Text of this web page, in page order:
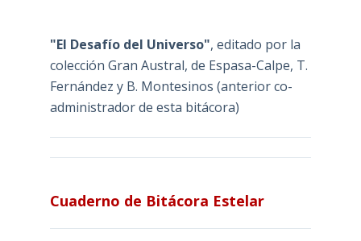
"El Desafío del Universo", editado por la
colección Gran Austral, de Espasa-Calpe, T.
Fernández y B. Montesinos (anterior co-
administrador de esta bitácora)
Cuaderno de Bitácora Estelar